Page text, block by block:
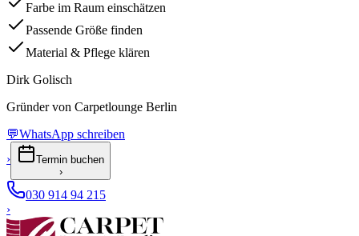
Farbe im Raum einschätzen
Passende Größe finden
Material & Pflege klären
Dirk Golisch
Gründer von Carpetlounge Berlin
💬WhatsApp schreiben
›
Termin buchen
›
030 914 94 215
›